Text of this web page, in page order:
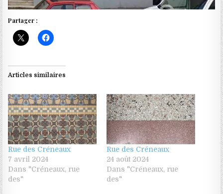
Partager :
Articles similaires
Rue des Créneaux
7 avril 2024
Dans "Créneaux, rue
des"
Rue des Créneaux
24 août 2024
Dans "Créneaux, rue
des"